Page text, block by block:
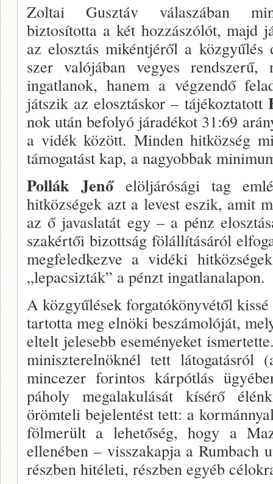
Zoltai Gusztáv válaszában
biztosította a két hozzászólót, majd
az elosztás mikéntjéről a
szer valójában vegyes
ingatlanok, ha­nem a végzendő
játszik az elosztáskor – tájé­koztatott
nok után befolyó járadékot 31:69
a vi­dék között. Minden hitközség
támogatást kap, a nagyobbak
Pollák Jenő elöljárósági tag
hitközségek azt a levest eszik, amit
az ő javaslatát egy – a pénz
szakértői bizottság fölállításáról
megfe­ledkezve a vidéki
„lepacsizták” a pénzt ingatlanalapon.
A közgyűlések forgatókönyvétől
tartotta meg elnöki beszámolóját,
eltelt jelesebb eseményeket
miniszterelnöknél tett
mincezer forintos kárpótlás
páholy megalaku­lását kísérő
örömteli bejelentést tett: a
fölmerült a lehetőség, hogy a
ellenében – vissza­kapja a Rumbach
részben hitéleti, részben egyéb